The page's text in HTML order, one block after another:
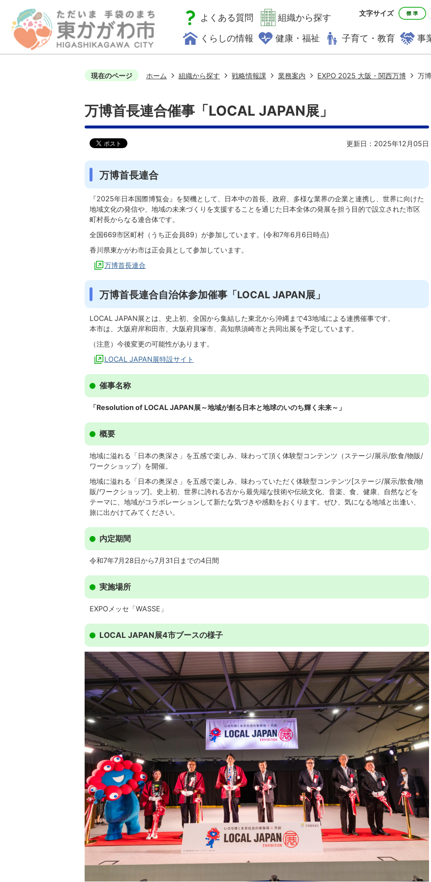
文字サイズ
よくある質問
組織から探す
くらしの情報
健康・福祉 子育て・教育 事
現在のページ ホーム 組織から探す 戦略情報課 業務案内 EXPO 2025 大阪・関西万博 万
万博首長連合催事「LOCAL JAPAN展」
更新日：2025年12月05日
万博首長連合
『2025年日本国際博覧会』を契機として、日本中の首長、政府、多様な業界の企業と連携し、世界に向けた
地域文化の発信や、地域の未来づくりを支援することを通じた日本全体の発展を担う目的で設立された市区
町村長からなる連合体です。
全国669市区町村（うち正会員89）が参加しています。(令和7年6月6日時点)
香川県東かがわ市は正会員として参加しています。
万博首長連合
万博首長連合自治体参加催事「LOCAL JAPAN展」
LOCAL JAPAN展とは、史上初、全国から集結した東北から沖縄まで43地域による連携催事です。
本市は、大阪府岸和田市、大阪府貝塚市、高知県須崎市と共同出展を予定しています。
（注意）今後変更の可能性があります。
LOCAL JAPAN展特設サイト
催事名称
「Resolution of LOCAL JAPAN展～地域が創る日本と地球のいのち輝く未来～」
概要
地域に溢れる「日本の奥深さ」を五感で楽しみ、味わって頂く体験型コンテンツ（ステージ/展示/飲食/物販/
ワークショップ）を開催。
地域に溢れる「日本の奥深さ」を五感で楽しみ、味わっていただく体験型コンテンツ[ステージ/展示/飲食/物
販/ワークショップ]。史上初、世界に誇れる古から最先端な技術や伝統文化、音楽、食、健康、自然などを
テーマに、地域がコラボレーションして新たな気づきや感動をおくります。ぜひ、気になる地域と出逢い、
旅に出かけてみてください。
内定期間
令和7年7月28日から7月31日までの4日間
実施場所
EXPOメッセ「WASSE」
LOCAL JAPAN展4市ブースの様子